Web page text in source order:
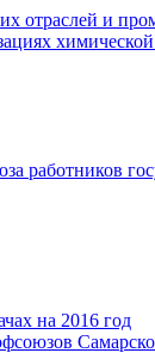
отраслей и
работников
на 2016 год